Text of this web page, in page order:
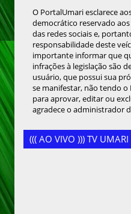
O PortalUmari esclarece
democrático reservado
das redes sociais e,
responsabilidade deste
importante informar que
infrações à legislação são
usuário, que possui sua
se manifestar, não tendo
para aprovar, editar ou
agradece o administrador
((( AO VIVO ))) TV UMARI